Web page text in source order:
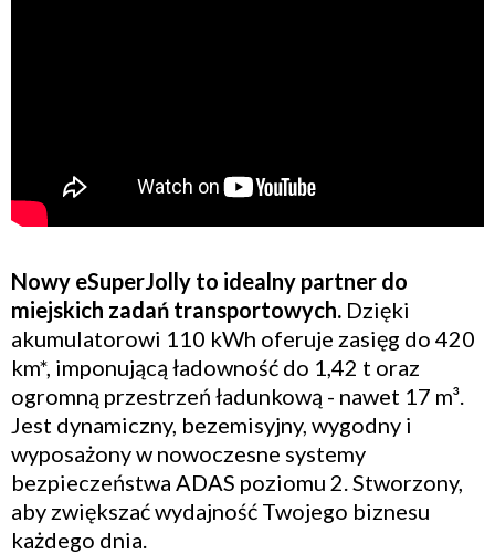
Nowy eSuperJolly to idealny partner do
miejskich zadań transportowych. Dzięki
akumulatorowi 110 kWh oferuje zasięg do 420
km*, imponującą ładowność do 1,42 t oraz
ogromną przestrzeń ładunkową - nawet 17 m³.
Jest dynamiczny, bezemisyjny, wygodny i
wyposażony w nowoczesne systemy
bezpieczeństwa ADAS poziomu 2. Stworzony,
aby zwiększać wydajność Twojego biznesu
każdego dnia.